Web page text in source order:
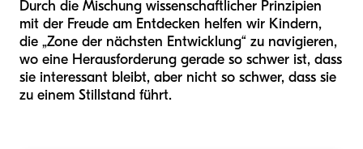
Durch die Mischung wissenschaftlicher Prinzipien
mit der Freude am Entdecken helfen wir Kindern,
die „Zone der nächsten Entwicklung“ zu navigieren,
wo eine Herausforderung gerade so schwer ist, dass
sie interessant bleibt, aber nicht so schwer, dass sie
zu einem Stillstand führt.